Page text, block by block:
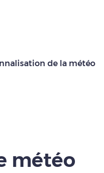
de la météo
météo